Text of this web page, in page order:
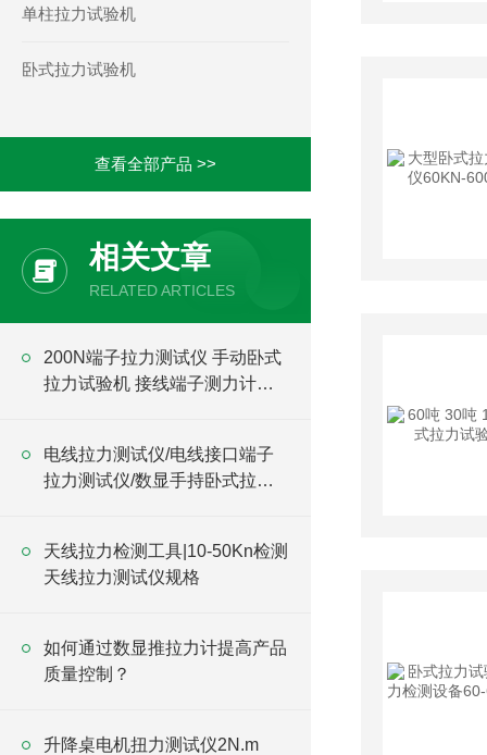
单柱拉力试验机
卧式拉力试验机
查看全部产品 >>
相关文章
RELATED ARTICLES
200N端子拉力测试仪 手动卧式
拉力试验机 接线端子测力计价
电线拉力测试仪/电线接口端子
拉力测试仪/数显手持卧式拉力
天线拉力检测工具|10-50Kn检测
天线拉力测试仪规格
如何通过数显推拉力计提高产品
质量控制？
升降桌电机扭力测试仪2N.m